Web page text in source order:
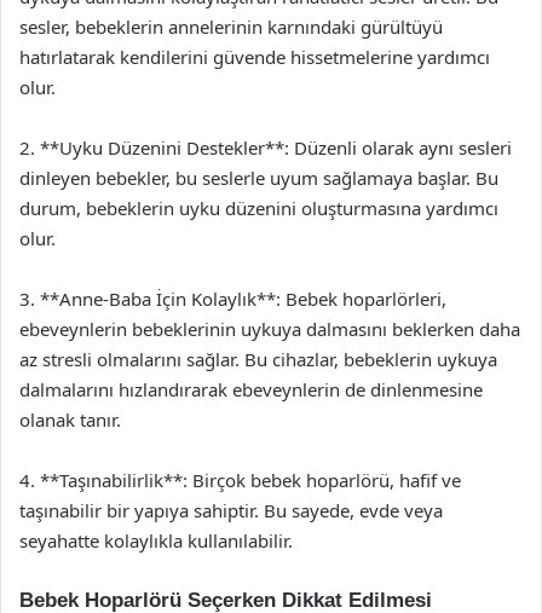
sesler, bebeklerin annelerinin karnındaki gürültüyü
hatırlatarak kendilerini güvende hissetmelerine yardımcı
olur.
2. **Uyku Düzenini Destekler**: Düzenli olarak aynı sesleri
dinleyen bebekler, bu seslerle uyum sağlamaya başlar. Bu
durum, bebeklerin uyku düzenini oluşturmasına yardımcı
olur.
3. **Anne-Baba İçin Kolaylık**: Bebek hoparlörleri,
ebeveynlerin bebeklerinin uykuya dalmasını beklerken daha
az stresli olmalarını sağlar. Bu cihazlar, bebeklerin uykuya
dalmalarını hızlandırarak ebeveynlerin de dinlenmesine
olanak tanır.
4. **Taşınabilirlik**: Birçok bebek hoparlörü, hafif ve
taşınabilir bir yapıya sahiptir. Bu sayede, evde veya
seyahatte kolaylıkla kullanılabilir.
Bebek Hoparlörü Seçerken Dikkat Edilmesi